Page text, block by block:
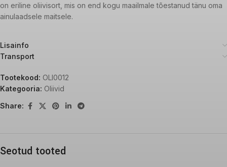
on eriline oliivisort, mis on end kogu maailmale tõestanud tänu oma
ainulaadsele maitsele.
Lisainfo
Transport
Tootekood: OLI0012
Kategooria: Oliivid
Share:
Seotud tooted